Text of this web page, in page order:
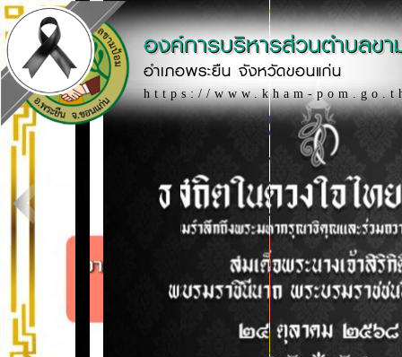
องค์การบริหารส่วนตำบลข
อำเภอพระยืน จังหวัดขอนแก่น
https://www.kham-